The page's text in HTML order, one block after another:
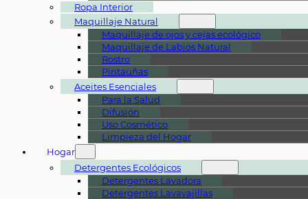
Ropa Interior
Maquillaje Natural
Maquillaje de ojos y cejas ecológico
Maquillaje de Labios Natural
Rostro
Pintauñas
Aceites Esenciales
Para la Salud
Difusión
Uso Cosmético
Limpieza del Hogar
Hogar
Detergentes Ecológicos
Detergentes Lavadora
Detergentes Lavavajillas